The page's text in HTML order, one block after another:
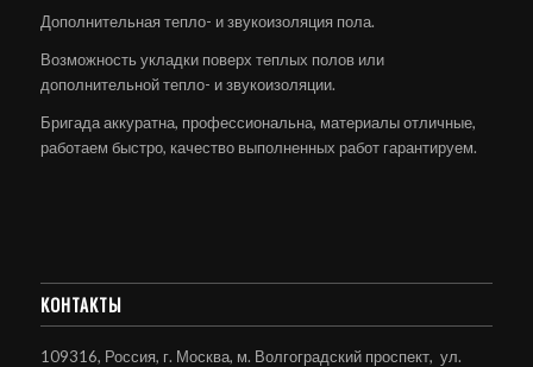
Дополнительная тепло- и звукоизоляция пола.
Возможность укладки поверх теплых полов или
дополнительной тепло- и звукоизоляции.
Бригада аккуратна, профессиональна, материалы отличные,
работаем быстро, качество выполненных работ гарантируем.
КОНТАКТЫ
109316, Россия, г. Москва, м. Волгоградский проспект, ул.